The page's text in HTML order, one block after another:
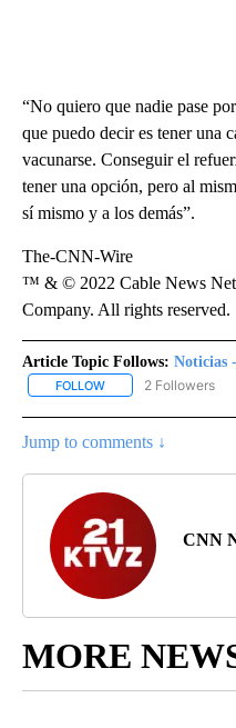
“No quiero que nadie pase
que puedo decir es tener una
vacunarse. Conseguir el
tener una opción, pero al
sí mismo y a los demás”.
The-CNN-Wire
™ & © 2022 Cable News
Company. All rights reserved.
Article Topic Follows: Noticias
FOLLOW FOLLOW "NOTICIAS
2 Followers
Jump to comments ↓
CNN
MORE